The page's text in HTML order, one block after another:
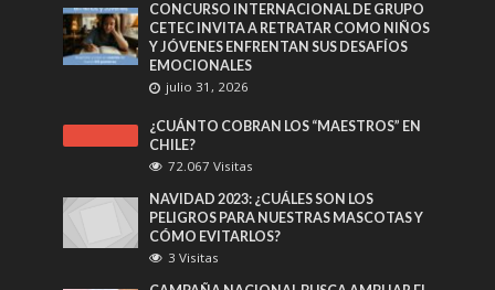
CONCURSO INTERNACIONAL DE GRUPO
CETEC INVITA A RETRATAR COMO NIÑOS
Y JÓVENES ENFRENTAN SUS DESAFÍOS
EMOCIONALES
julio 31, 2026
¿CUÁNTO COBRAN LOS “MAESTROS” EN
CHILE?
72.067 Visitas
NAVIDAD 2023: ¿CUÁLES SON LOS
PELIGROS PARA NUESTRAS MASCOTAS Y
CÓMO EVITARLOS?
3 Visitas